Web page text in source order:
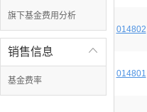
旗下基金费用分析

销售信息
基金费率
014802
014801